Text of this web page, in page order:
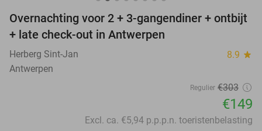
Overnachting voor 2 + 3-gangendiner + ontbijt
+ late check-out in Antwerpen
Herberg Sint-Jan 8.9 star
Antwerpen
Regulier €303
€149
Excl. ca. €5,94 p.p.p.n. toeristenbelasting